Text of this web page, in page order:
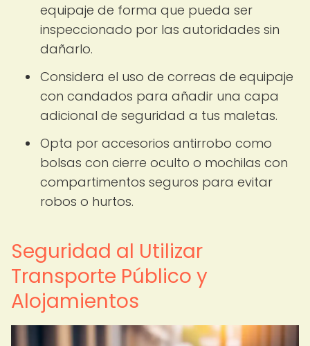
equipaje de forma que pueda ser
inspeccionado por las autoridades sin
dañarlo.
Considera el uso de correas de equipaje
con candados para añadir una capa
adicional de seguridad a tus maletas.
Opta por accesorios antirrobo como
bolsas con cierre oculto o mochilas con
compartimentos seguros para evitar
robos o hurtos.
Seguridad al Utilizar
Transporte Público y
Alojamientos